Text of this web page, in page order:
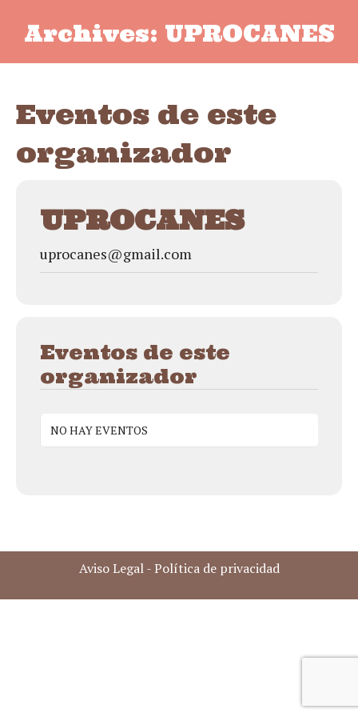
Archives: UPROCANES
Eventos de este
organizador
UPROCANES
uprocanes@gmail.com
Eventos de este
organizador
NO HAY EVENTOS
Aviso Legal-Política de privacidad